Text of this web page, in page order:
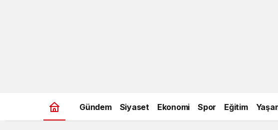
Gündem Siyaset Ekonomi Spor Eğitim